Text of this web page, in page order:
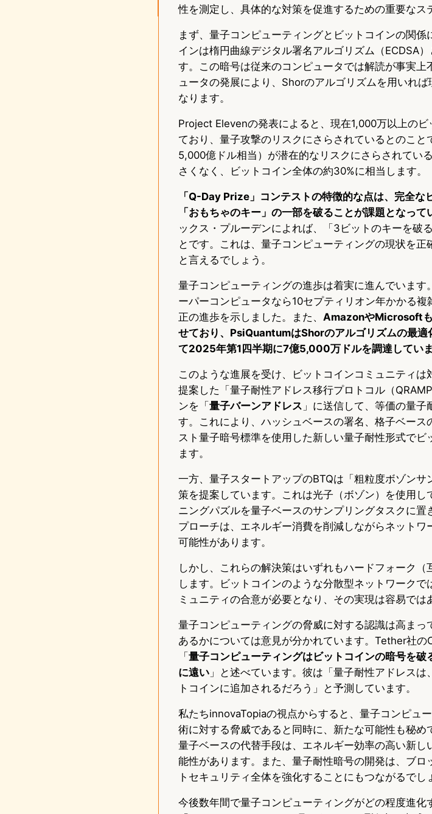
性を測定し、具体的な対策を促進するための重要なス
まず、量子コンピューティングとビットコインの関
インは楕円曲線デジタル署名アルゴリズム（ECDSA
す。この暗号は従来のコンピュータでは解読が事実
ュータの発展により、Shorのアルゴリズムを用いれ
なります。
Project Elevenの発表によると、現在1,000万以上の
ており、量子攻撃のリスクにさらされているとのこ
5,000億ドル相当）が潜在的なリスクにさらされてい
さくなく、ビットコイン全体の約30%に相当します。
「Q-Day Prize」コンテストの特徴的な点は、完全な
「おもちゃのキー」の一部を破ることが課題となって
ックス・プルーデンによれば、「3ビットのキーを破
とです。これは、量子コンピューティングの現状を
と言えるでしょう。
量子コンピューティングの進歩は着実に進んでいま
ーパーコンピュータなら10セプティリオン年かかる
正の進歩を示しました。また、 AmazonやMicrosoftも
せており、PsiQuantumはShorのアルゴリズムの最適
て2025年第1四半期に7億5,000万ドルを調達していま
このような進展を受け、ビットコインコミュニティ
提案した「量子耐性アドレス移行プロトコル（
ンを「量子バーンアドレス 」に送信して、等価の量
す。これにより、ハッシュベースの署名、格子ベー
スト量子暗号標準を使用した新しい量子耐性形式で
ます。
一方、量子スタートアップのBTQは「粗粒度ボゾン
策を提案しています。これは光子（ボゾン）を使用し
ニングパズルを量子ベースのサンプリングタスクに
プローチは、エネルギー消費を削減しながらネット
可能性があります。
しかし、これらの解決策はいずれもハードフォーク
します。ビットコインのような分散型ネットワーク
ミュニティの合意が必要となり、その実現は容易では
量子コンピューティングの脅威に対する認識は高ま
あるかについては意見が分かれています。Tether社
「量子コンピューティングはビットコインの暗号を
に遠い」と述べています。彼は「量子耐性アドレスは
トコインに追加されるだろう」と予測しています。
私たちinnovaTopiaの視点からすると、量子コンピュ
術に対する脅威であると同時に、新たな可能性も秘め
量子ベースの代替手段は、エネルギー効率の高い新
能性があります。また、量子耐性暗号の開発は、ブロ
トセキュリティ全体を強化することにもつながるでし
今後数年間で量子コンピューティングがどの程度進